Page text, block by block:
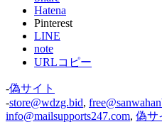
Hatena
Pinterest
LINE
note
URLコピー
-偽サイト
-store@wdzg.bid,
info@mailsupports247.com, 偽サ